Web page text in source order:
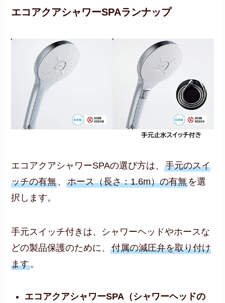
エコアクアシャワーSPAランナップ
エコアクアシャワーSPAの選び方は、手元のスイ
ッチの有無、ホース（長さ：1.6m）の有無を選
択します。
手元スイッチ付きは、シャワーヘッドやホースな
どの製品保護のために、付属の減圧弁を取り付け
ます。
エコアクアシャワーSPA（シャワーヘッドの